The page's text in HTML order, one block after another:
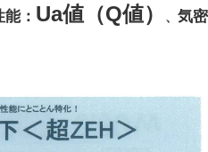
： Ua値（Q値） 、 気密